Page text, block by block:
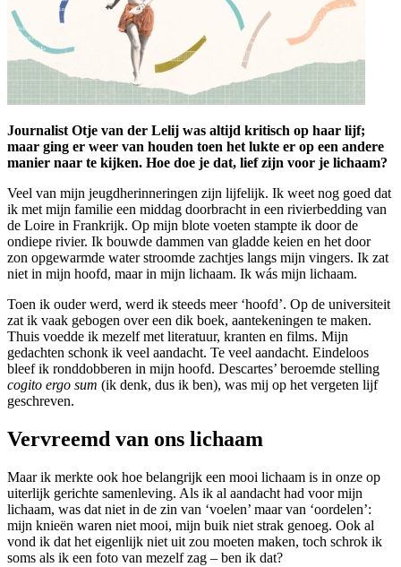
Journalist Otje van der Lelij was altijd kritisch op haar lijf;
maar ging er weer van houden toen het lukte er op een andere
manier naar te kijken. Hoe doe je dat, lief zijn voor je lichaam?
Veel van mijn jeugdherinneringen zijn lijfelijk. Ik weet nog goed dat
ik met mijn familie een middag doorbracht in een rivierbedding van
de Loire in Frankrijk. Op mijn blote voeten stampte ik door de
ondiepe rivier. Ik bouwde dammen van gladde keien en het door
zon opgewarmde water stroomde zachtjes langs mijn vingers. Ik zat
niet in mijn hoofd, maar in mijn lichaam. Ik wás mijn lichaam.
Toen ik ouder werd, werd ik steeds meer ‘hoofd’. Op de universiteit
zat ik vaak gebogen over een dik boek, aanteke­ningen te maken.
Thuis voedde ik mezelf met literatuur, kranten en films. Mijn
gedachten schonk ik veel aan­dacht. Te veel aandacht. Eindeloos
bleef ik ronddobberen in mijn hoofd. Descartes’ beroemde stelling
cogito ergo sum (ik denk, dus ik ben), was mij op het vergeten lijf
geschreven.
Vervreemd van ons lichaam
Maar ik merkte ook hoe belangrijk een mooi lichaam is in onze op
uiterlijk gerichte samenleving. Als ik al aan­dacht had voor mijn
lichaam, was dat niet in de zin van ‘voelen’ maar van ‘oordelen’:
mijn knieën waren niet mooi, mijn buik niet strak genoeg. Ook al
vond ik dat het eigenlijk niet uit zou moeten maken, toch schrok ik
soms als ik een foto van mezelf zag – ben ik dat?